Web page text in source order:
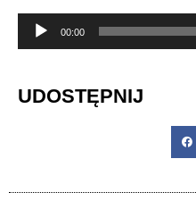
Odtwarzacz
plików
00:00
UDOSTĘPNIJ